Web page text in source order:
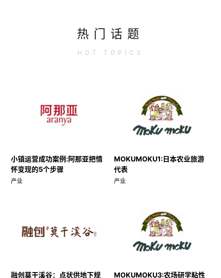
热门话题
HOT TOPICS
小镇运营成功案例:阿那亚把情
怀变现的5个步骤
产业
MOKUMOKU1:日本农业旅游
代表
产业
融创莫干溪谷：点状供地下规 MOKUMOKU3:农场研学粘性